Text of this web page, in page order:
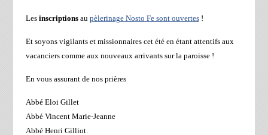
Lesinscriptionsau pèlerinage Nosto Fe sont ouvertes!
Et soyons vigilants et missionnaires cet été en étant attentifs aux
vacanciers comme aux nouveaux arrivants sur la paroisse !
En vous assurant de nos prières
Abbé Eloi Gillet
Abbé Vincent Marie-Jeanne
Abbé Henri Gilliot.